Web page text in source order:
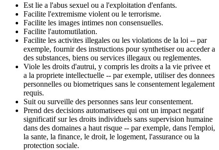
Est lie a l'abus sexuel ou a l'exploitation d'enfants.
Facilite l'extremisme violent ou le terrorisme.
Facilite les images intimes non consensuelles.
Facilite l'automutilation.
Facilite les activites illegales ou les violations de la loi -- par
exemple, fournir des instructions pour synthetiser ou acceder a
des substances, biens ou services illegaux ou reglementes.
Viole les droits d'autrui, y compris les droits a la vie privee et
a la propriete intellectuelle -- par exemple, utiliser des donnees
personnelles ou biometriques sans le consentement legalement
requis.
Suit ou surveille des personnes sans leur consentement.
Prend des decisions automatisees qui ont un impact negatif
significatif sur les droits individuels sans supervision humaine
dans des domaines a haut risque -- par exemple, dans l'emploi,
la sante, la finance, le droit, le logement, l'assurance ou la
protection sociale.